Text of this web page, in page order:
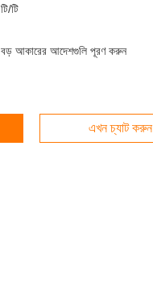
টি/টি
বড় আকারের আদেশগুলি পূরণ করুন
এখন চ্যাট করুন